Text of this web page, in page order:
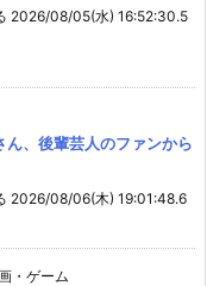
2026/08/05(水) 16:52:30.5
ん、後輩芸人のファンから
2026/08/06(木) 19:01:48.6
・ゲーム